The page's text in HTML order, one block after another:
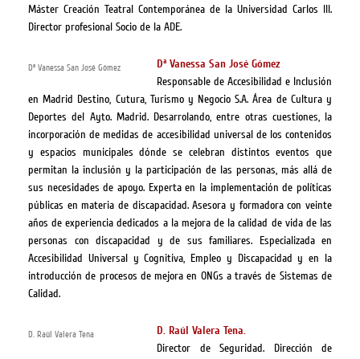
Máster Creación Teatral Contemporánea de la Universidad Carlos III.
Director profesional Socio de la ADE.
Dª Vanessa San José Gómez
Dª Vanessa San José Gómez
Responsable de Accesibilidad e Inclusión
en Madrid Destino, Cutura, Turismo y Negocio S.A. Área de Cultura y
Deportes del Ayto. Madrid. Desarrolando, entre otras cuestiones, la
incorporación de medidas de accesibilidad universal de los contenidos
y espacios municipales dónde se celebran distintos eventos que
permitan la inclusión y la participación de las personas, más allá de
sus necesidades de apoyo. Experta en la implementación de políticas
públicas en materia de discapacidad. Asesora y formadora con veinte
años de experiencia dedicados a la mejora de la calidad de vida de las
personas con discapacidad y de sus familiares. Especializada en
Accesibilidad Universal y Cognitiva, Empleo y Discapacidad y en la
introducción de procesos de mejora en ONGs a través de Sistemas de
Calidad.
D. Raúl Valera Tena
D. Raúl Valera Tena.
Director de Seguridad. Dirección de